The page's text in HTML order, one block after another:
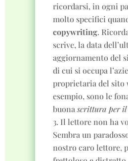
ricordarsi, in ogni
molto specifici
copywriting.
scrive, la data
aggiornamento del
di cui si occupa
proprietaria del sito
esempio, sono le
buonascrittura per il
Il lettore non ha
Sembra un
nostro caro lettore,